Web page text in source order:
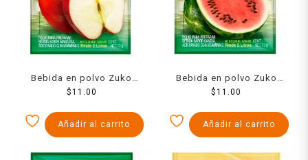
Bebida en polvo Zuko
sabor manzana 13 g
$11.00
Añadir al carrito
Bebida en polvo Zuko
sabor naranja 13 g
$11.00
Añadir al carrito